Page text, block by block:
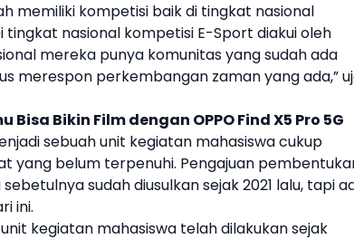
memiliki kompetisi baik di tingkat nasional
nasional kompetisi E-Sport diakui oleh
mereka punya komunitas yang sudah ada
merespon perkembangan zaman yang ada,”
Bikin Film dengan OPPO Find X5 Pro 5G
sebuahunit kegiatan mahasiswacukup
yang belum terpenuhi. Pengajuan
sebetulnya sudah diusulkan sejak 2021 lalu, tapi
ini.
unit kegiatan mahasiswa telah dilakukan sejak